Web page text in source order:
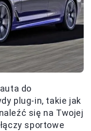
do
plug-in, takie jak
się na Twojej
sportowe